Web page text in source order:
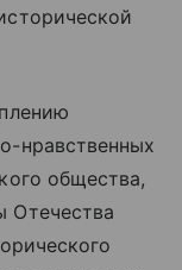
нравственных
общества,
Отечества